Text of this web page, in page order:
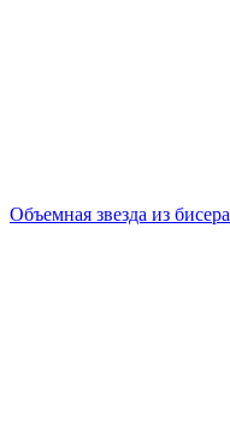
Объемная звезда из бисера